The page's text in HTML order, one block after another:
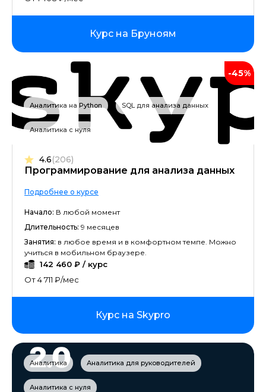
Курс на Бруноям
-45%
Аналитика на Python SQL для анализа данных
Аналитика с нуля
Программирование для анализа данных
4.6(206)
Подробнее о курсе
Начало: В любой момент
Длительность: 9 месяцев
Занятия: в любое время и в комфортном темпе. Можно
учиться в мобильном браузере.
142 460 ₽ / курс
От 4 711 ₽/мес
Курс на Skypro
Аналитика Аналитика для руководителей
Аналитика с нуля